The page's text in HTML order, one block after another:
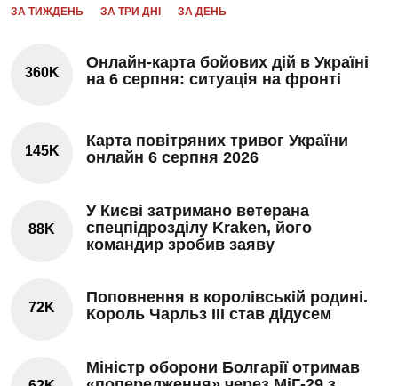
ЗА ТИЖДЕНЬ ЗА ТРИ ДНІ ЗА ДЕНЬ
360K
Онлайн-карта бойових дій в Україні
на 6 серпня: ситуація на фронті
145K
Карта повітряних тривог України
онлайн 6 серпня 2026
88K
У Києві затримано ветерана
спецпідрозділу Kraken, його
командир зробив заяву
72K
Поповнення в королівській родині.
Король Чарльз III став дідусем
Міністр оборони Болгарії отримав